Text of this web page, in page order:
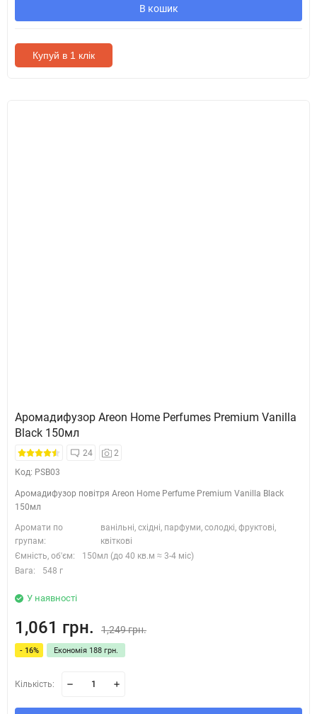
В кошик
Купуй в 1 клік
Аромадифузор Areon Home Perfumes Premium Vanilla
Black 150мл
24
2
Код: PSB03
Аромадифузор повітря Areon Home Perfume Premium Vanilla Black
150мл
Аромати по
групам:
ванільні, східні, парфуми, солодкі, фруктові,
квіткові
Ємність, об'єм:
150мл (до 40 кв.м ≈ 3-4 міс)
Вага:
548 г
У наявності
1,061 грн. 1,249 грн.
- 16% Економія 188 грн.
Кількість: